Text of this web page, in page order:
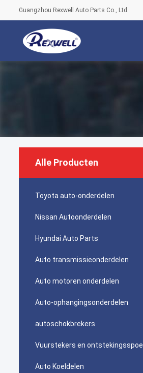
Guangzhou Rexwell Auto Parts Co., Ltd.
Alle Producten
Toyota auto-onderdelen
Nissan Autoonderdelen
Hyundai Auto Parts
Auto transmissieonderdelen
Auto motoren onderdelen
Auto-ophangingsonderdelen
autoschokbrekers
Vuurstekers en ontstekingsspoel
Auto Koeldelen